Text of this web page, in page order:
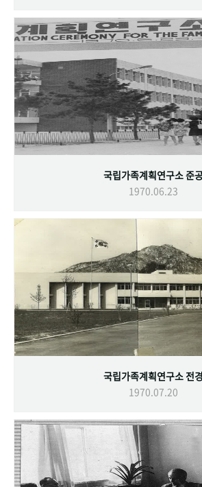
국립가족계획연구소 준
1970.06.23
국립가족계획연구소 전경
1970.07.20